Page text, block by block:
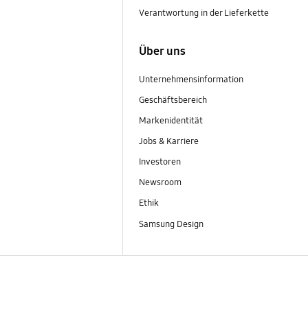
Verantwortung in der Lieferkette
Über uns
Unternehmensinformation
Geschäftsbereich
Markenidentität
Jobs & Karriere
Investoren
Newsroom
Ethik
Samsung Design